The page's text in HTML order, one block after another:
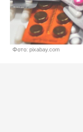
Фото: pixabay.com